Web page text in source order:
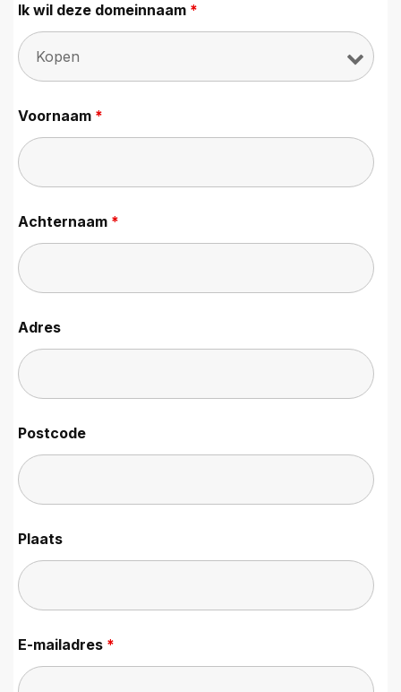
Ik wil deze domeinnaam *
Voornaam *
Achternaam *
Adres
Postcode
Plaats
E-mailadres *